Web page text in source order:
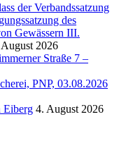
der Verbandssatzung
des
Gewässern III.
2026
Straße 7 –
PNP, 03.08.2026
Eiberg 4. August 2026